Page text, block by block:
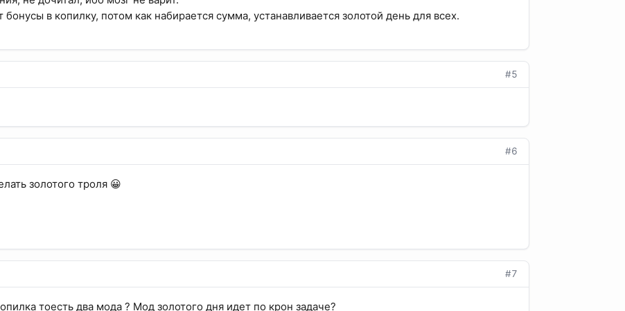
в копилку, потом как набирается сумма, устанавливается золотой день для всех.
#5
#6
золотого троля 😀
#7
тоесть два мода ? Мод золотого дня идет по крон задаче?